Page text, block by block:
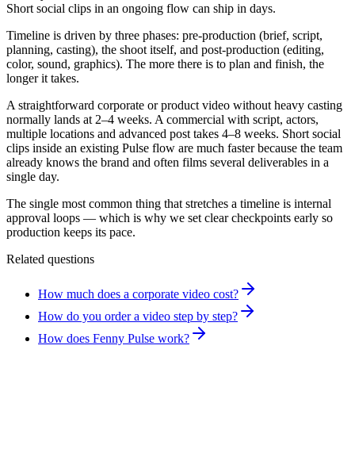
Short social clips in an ongoing flow can ship in days.
Timeline is driven by three phases: pre-production (brief, script,
planning, casting), the shoot itself, and post-production (editing,
color, sound, graphics). The more there is to plan and finish, the
longer it takes.
A straightforward corporate or product video without heavy casting
normally lands at 2–4 weeks. A commercial with script, actors,
multiple locations and advanced post takes 4–8 weeks. Short social
clips inside an existing Pulse flow are much faster because the team
already knows the brand and often films several deliverables in a
single day.
The single most common thing that stretches a timeline is internal
approval loops — which is why we set clear checkpoints early so
production keeps its pace.
Related questions
How much does a corporate video cost?
How do you order a video step by step?
How does Fenny Pulse work?